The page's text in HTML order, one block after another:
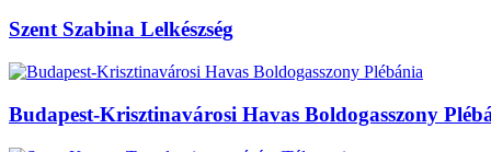
Szent Szabina Lelkészség
Budapest-Krisztinavárosi Havas Boldogasszony